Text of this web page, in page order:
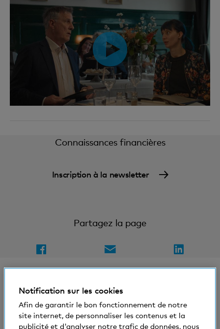
Connaissances financières
Inscription à la newsletter
Partagez la page
© Banque Cler
Conditions juridiques et mentions légales
Notification sur les cookies
Afin de garantir le bon fonctionnement de notre
site internet, de personnaliser les contenus et la
publicité et d'analyser notre trafic de données, nous